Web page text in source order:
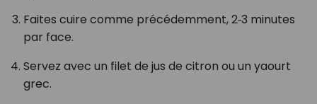
Faites cuire comme précédemment, 2‑3 minutes
par face.
Servez avec un filet de jus de citron ou un yaourt
grec.